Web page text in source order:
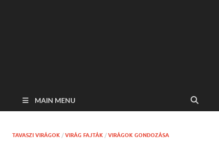
MAIN MENU
TAVASZI VIRÁGOK / VIRÁG FAJTÁK / VIRÁGOK GONDOZÁSA